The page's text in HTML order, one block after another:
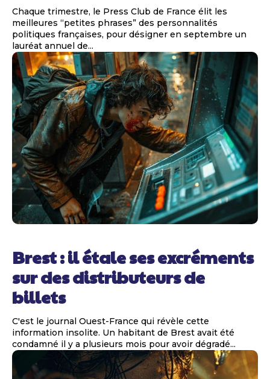
Chaque trimestre, le Press Club de France élit les
meilleures “petites phrases” des personnalités
politiques françaises, pour désigner en septembre un
lauréat annuel de...
Brest : il étale ses excréments
sur des distributeurs de
billets
C'est le journal Ouest-France qui révèle cette
information insolite. Un habitant de Brest avait été
condamné il y a plusieurs mois pour avoir dégradé...